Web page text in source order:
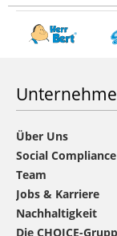
Über Uns
Social Compliance
Team
Jobs & Karriere
Nachhaltigkeit
Die CHOICE-